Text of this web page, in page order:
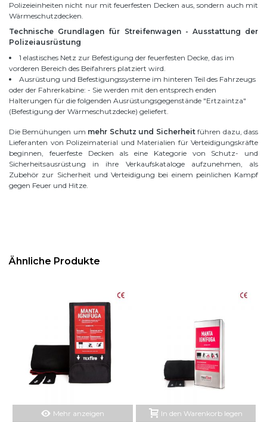
Polizeieinheiten nicht nur mit feuerfesten Decken aus, sondern auch mit
Wärmeschutzdecken.
Technische Grundlagen für Streifenwagen - Ausstattung der
Polizeiausrüstung
1 elastisches Netz zur Befestigung der feuerfesten Decke, das im
vorderen Bereich des Beifahrers platziert wird.
Ausrüstung und Befestigungssysteme im hinteren Teil des Fahrzeugs
oder der Fahrerkabine: - Sie werden mit den entsprech enden
Halterungen für die folgenden Ausrüstungsgegenstände "Ertzaintza"
(Befestigung der Wärmeschutzdecke) geliefert.
Die Bemühungen um mehr Schutz und Sicherheitführen dazu, dass
Lieferanten von Polizeimaterial und Materialien für Verteidigungskräfte
beginnen, feuerfeste Decken als eine Kategorie von Schutz- und
Sicherheitsausrüstung in ihre Verkaufskataloge aufzunehmen, als
Zubehör zur Sicherheit und Verteidigung bei einem peinlichen Kampf
gegen Feuer und Hitze.
Ähnliche Produkte
Mehr anzeigen In den Warenkorb legen